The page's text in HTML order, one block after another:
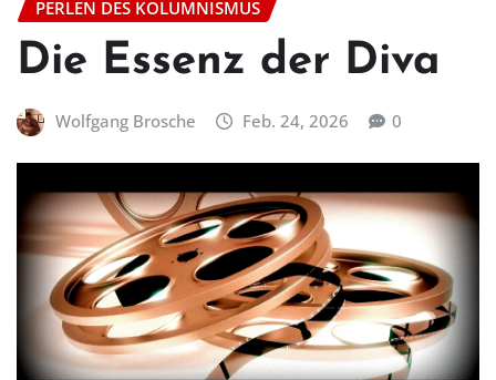
PERLEN DES KOLUMNISMUS
Die Essenz der Diva
Wolfgang Brosche Feb. 24, 2026 0